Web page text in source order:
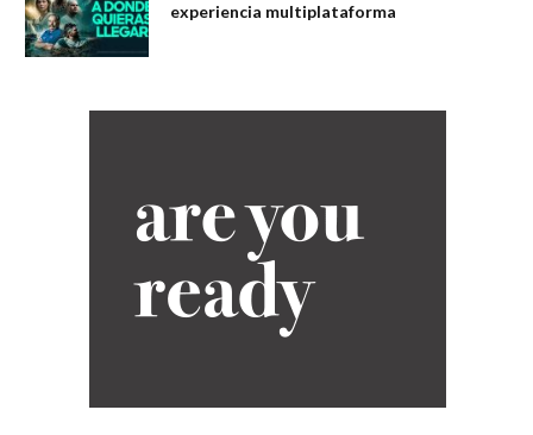
experiencia multiplataforma